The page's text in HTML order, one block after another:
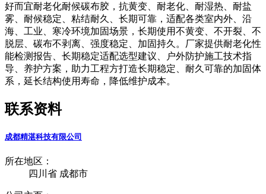
好而宜耐老化耐候碳布胶，抗黄变、耐老化、耐湿热、耐盐
雾、耐候稳定、粘结耐久、长期可靠，适配各类室内外、沿
海、工业、寒冷环境加固场景，长期使用不黄变、不开裂、不
脱层、碳布不剥离、强度稳定、加固持久。厂家提供耐老化性
能检测报告、长期稳定适配选型建议、户外防护施工技术指
导、养护方案，助力工程方打造长期稳定、耐久可靠的加固体
系，延长结构使用寿命，降低维护成本。
联系资料
成都精湛科技有限公司
所在地区：
四川省 成都市